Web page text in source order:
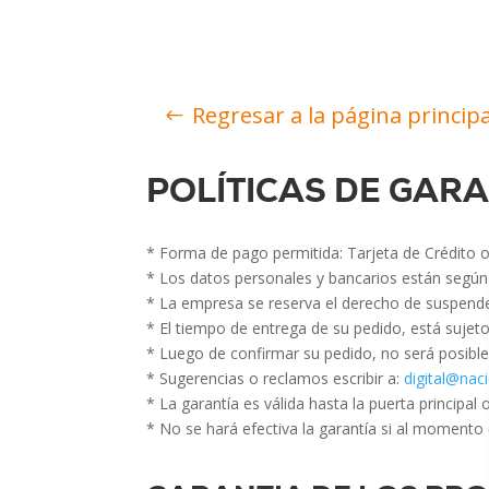
Regresar a la página
POLÍTICAS DE
* Forma de pago permitida: Tarjeta de Crédito
* Los datos personales y bancarios están
* La empresa se reserva el derecho de
* El tiempo de entrega de su pedido, está
* Luego de confirmar su pedido, no será
* Sugerencias o reclamos escribir a:
* La garantía es válida hasta la puerta principal
* No se hará efectiva la garantía si al